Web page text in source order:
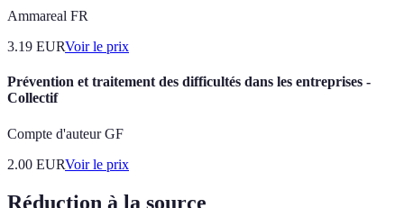
Ammareal FR
3.19 EURVoir le prix
Prévention et traitement des difficultés dans les entreprises -
Collectif
Compte d'auteur GF
2.00 EURVoir le prix
Réduction à la source